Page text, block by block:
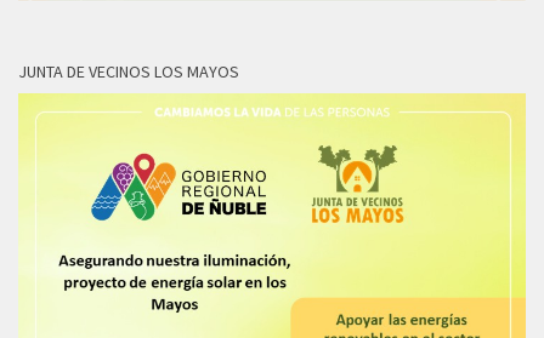
JUNTA DE VECINOS LOS MAYOS